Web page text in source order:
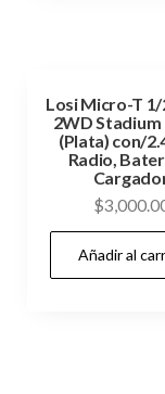
Losi Micro-T 1/
2WD
(Plata) con/
Radio,
$
Añadir al